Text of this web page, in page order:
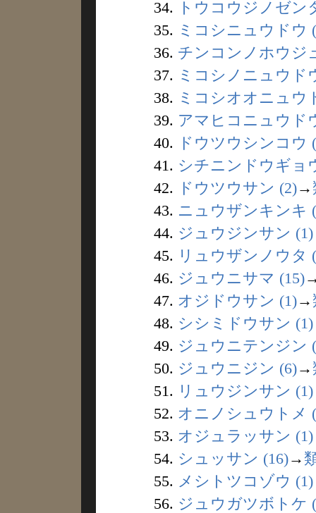
34.
トウコウジノゼン
35. ミコシニュウドウ
36. チンコンノホウジ
37. ミコシノニュウド
38. ミコシオオニュウ
39. アマヒコニュウド
40.
ドウツウシンコウ
41. シチニンドウギョ
42.
ドウツウサン (2)→
43. ニュウザンキンキ
44. ジュウジンサン (1)
45. リュウザンノウタ
46. ジュウニサマ (15)
47. オジドウサン (1)→
48. シシミドウサン (1)
49. ジュウニテンジン
50. ジュウニジン (6)→
51. リュウジンサン (1)
52. オニノシュウトメ
53. オジュラッサン (1)
54. シュッサン (16)→
55. メシトツコゾウ (1)
56. ジュウガツボトケ